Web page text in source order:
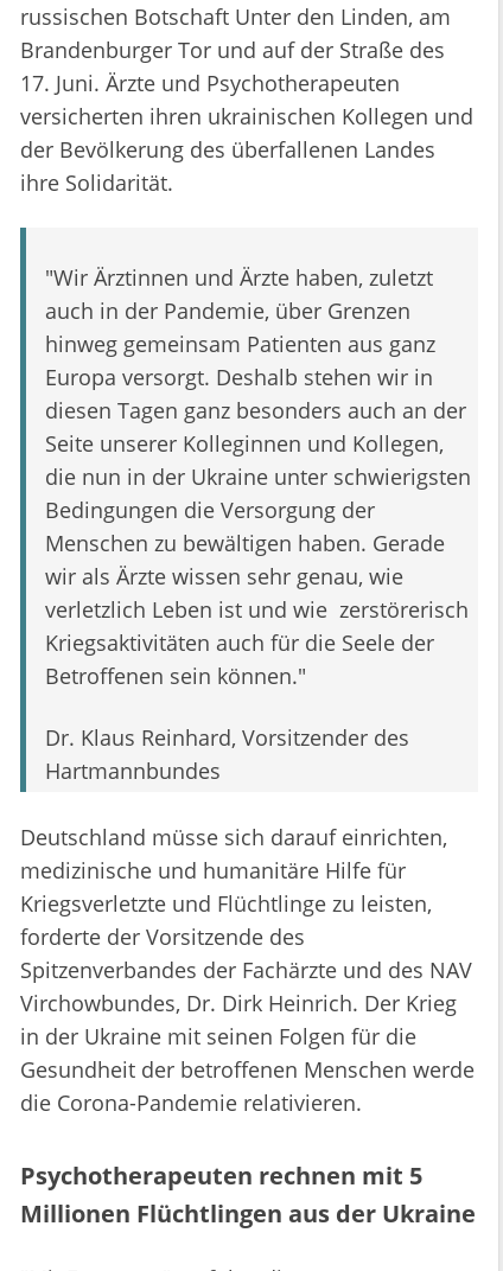
russischen Botschaft Unter den Linden, am
Brandenburger Tor und auf der Straße des
17. Juni. Ärzte und Psychotherapeuten
versicherten ihren ukrainischen Kollegen und
der Bevölkerung des überfallenen Landes
ihre Solidarität.
"Wir Ärztinnen und Ärzte haben, zuletzt
auch in der Pandemie, über Grenzen
hinweg gemeinsam Patienten aus ganz
Europa versorgt. Deshalb stehen wir in
diesen Tagen ganz besonders auch an der
Seite unserer Kolleginnen und Kollegen,
die nun in der Ukraine unter schwierigsten
Bedingungen die Versorgung der
Menschen zu bewältigen haben. Gerade
wir als Ärzte wissen sehr genau, wie
verletzlich Leben ist und wie zerstörerisch
Kriegsaktivitäten auch für die Seele der
Betroffenen sein können."
Dr. Klaus Reinhard, Vorsitzender des
Hartmannbundes
Deutschland müsse sich darauf einrichten,
medizinische und humanitäre Hilfe für
Kriegsverletzte und Flüchtlinge zu leisten,
forderte der Vorsitzende des
Spitzenverbandes der Fachärzte und des NAV
Virchowbundes, Dr. Dirk Heinrich. Der Krieg
in der Ukraine mit seinen Folgen für die
Gesundheit der betroffenen Menschen werde
die Corona-Pandemie relativieren.
Psychotherapeuten rechnen mit 5
Millionen Flüchtlingen aus der Ukraine